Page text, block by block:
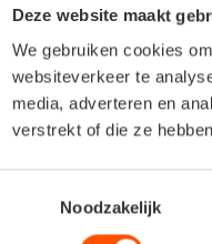
Deze website maakt
We gebruiken cookies
websiteverkeer te
media, adverteren en
verstrekt of die ze
Noodzakelijk
assure une